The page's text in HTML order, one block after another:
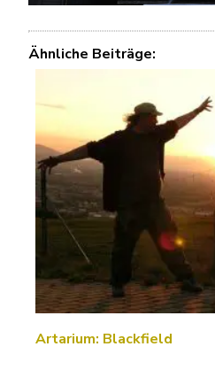
Ähnliche Beiträge:
Artarium: Blackfield